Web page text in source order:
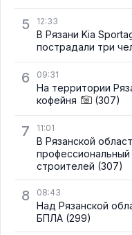
5 12:33
В Рязани Kia
пострадали три
6 09:31
На территории
кофейня
(307)
7 11:01
В Рязанской
строителей (307)
8 08:43
Над Рязанской
БПЛА (299)